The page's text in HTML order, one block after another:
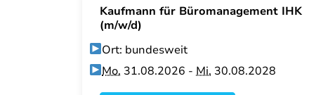
Kaufmann für Büromanagement IHK
(m/w/d)
Ort: bundesweit
Mo. 31.08.2026 -Mi. 30.08.2028